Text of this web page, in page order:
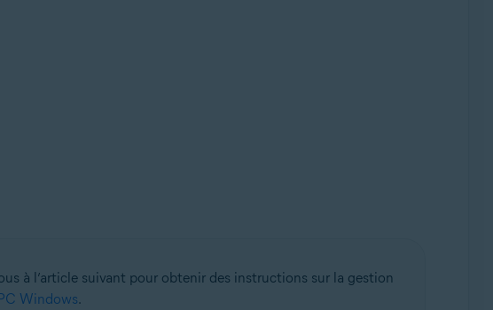
à l’article suivant pour obtenir des instructions sur la gestion
Windows.